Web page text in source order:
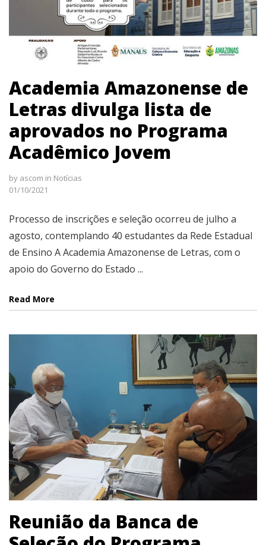
Academia Amazonense de
Letras divulga lista de
aprovados no Programa
Acadêmico Jovem
by ascom in Notícias
01/10/2021
Processo de inscrições e seleção ocorreu de julho a
agosto, contemplando 40 estudantes da Rede Estadual
de Ensino A Academia Amazonense de Letras, com o
apoio do Governo do Estado ...
Read More
Reunião da Banca de